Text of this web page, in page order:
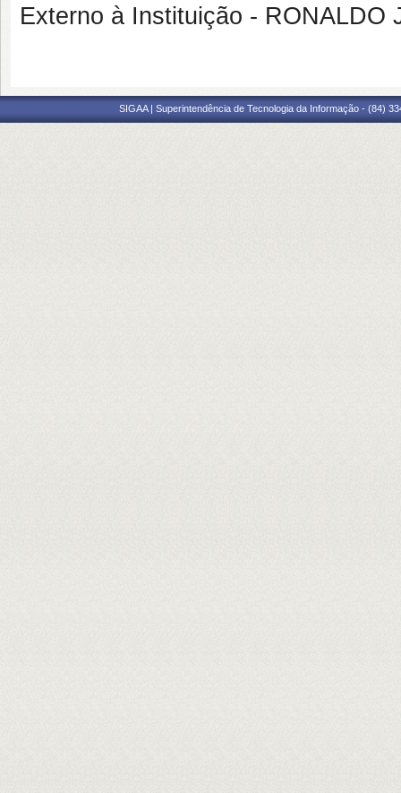
Externo à Instituição - RONALDO
SIGAA | Superintendência de Tecnologia da Informação - (84)